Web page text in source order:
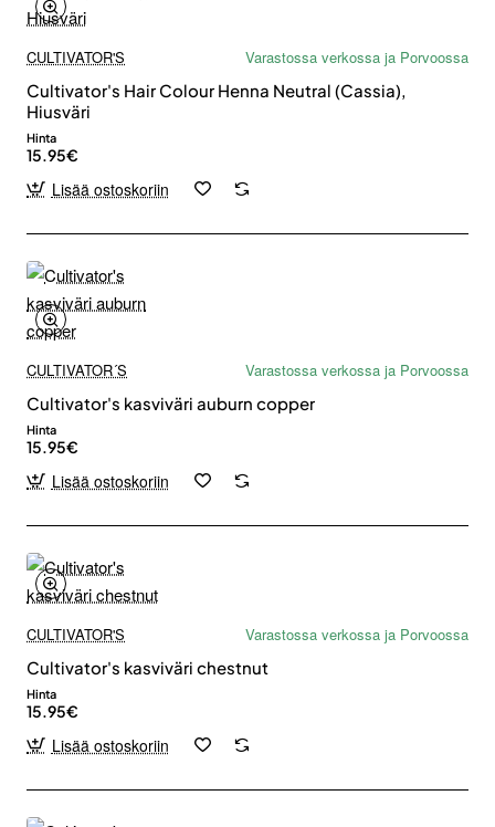
CULTIVATOR'S
Varastossa verkossa ja Porvoossa
Cultivator's Hair Colour Henna Neutral (Cassia),
Hiusväri
Hinta
15.95€
Lisää ostoskoriin
CULTIVATOR´S
Varastossa verkossa ja Porvoossa
Cultivator's kasviväri auburn copper
Hinta
15.95€
Lisää ostoskoriin
CULTIVATOR'S
Varastossa verkossa ja Porvoossa
Cultivator's kasviväri chestnut
Hinta
15.95€
Lisää ostoskoriin